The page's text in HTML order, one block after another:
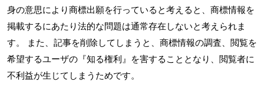
身の意思により商標出願を行っていると考えると、商標情報を
掲載するにあたり法的な問題は通常存在しないと考えられま
す。 また、記事を削除してしまうと、商標情報の調査、閲覧を
希望するユーザの『知る権利』を害することとなり、閲覧者に
不利益が生じてしまうためです。